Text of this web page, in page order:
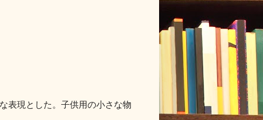
表現とした。子供用の小さな物